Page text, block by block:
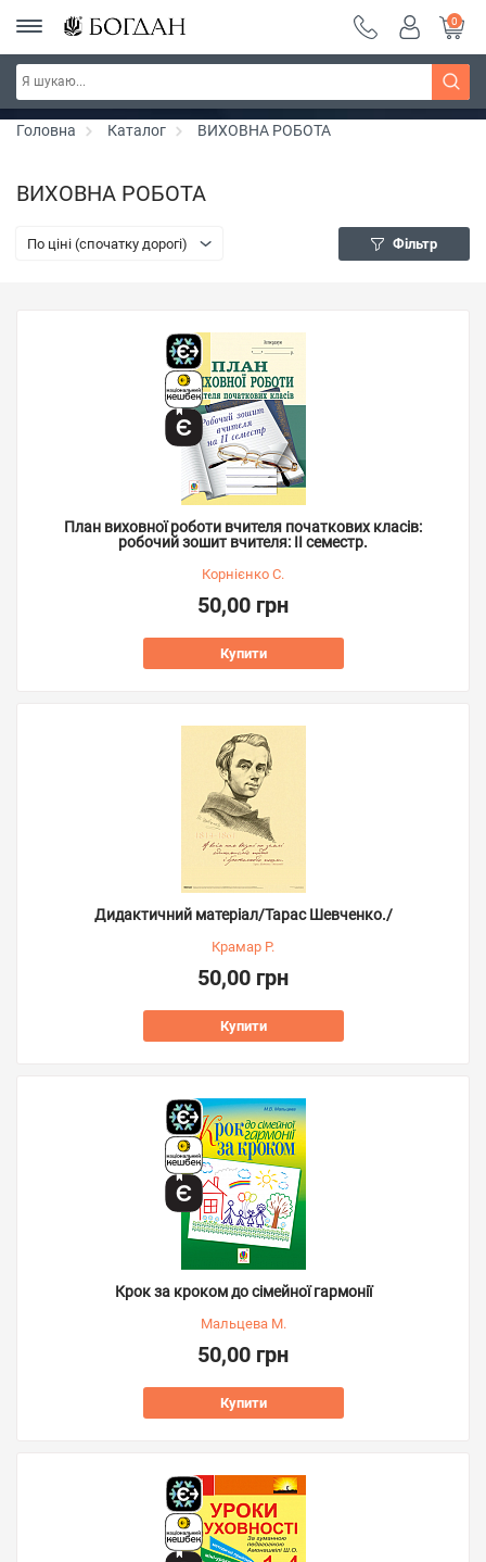
Серія "Чейзіана" ~ знижка 20%
0
Головна Каталог ВИХОВНА РОБОТА
ВИХОВНА РОБОТА
По ціні (спочатку дорогі) Фільтр
План виховної роботи вчителя початкових класів:
робочий зошит вчителя: ІІ семестр.
Корнієнко С.
50,00 грн
Купити
Дидактичний матеріал/Тарас Шевченко./
Крамар Р.
50,00 грн
Купити
Крок за кроком до сімейної гармонії
Мальцева М.
50,00 грн
Купити